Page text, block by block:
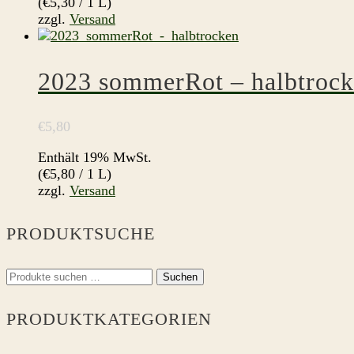
zzgl. Versand
2023 sommerRot –
€5,80
Enthält 19% MwSt.
(€5,80 / 1 L)
zzgl. Versand
PRODUKTSUCHE
Suchen
Suchen
PRODUKTKATEGORIEN